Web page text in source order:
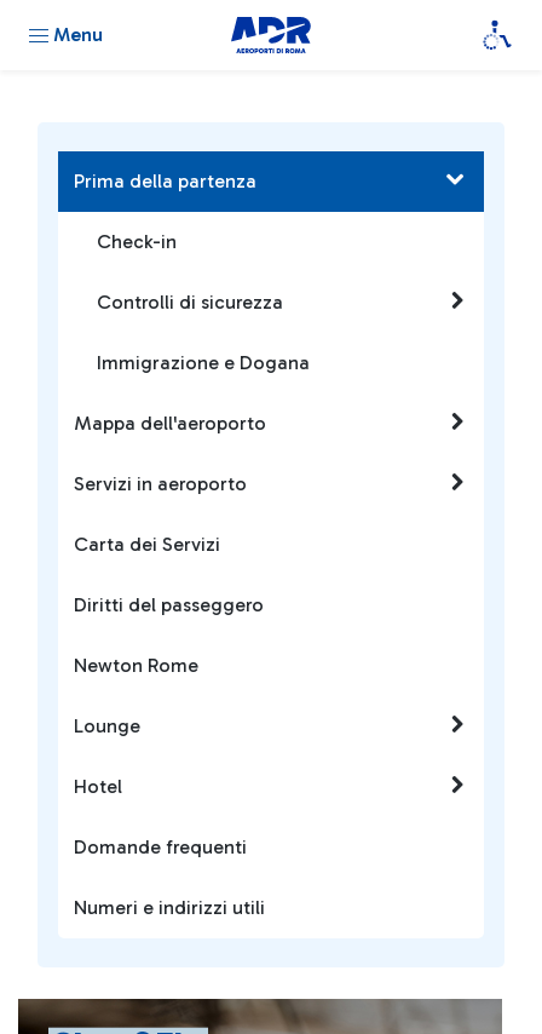
Menu
Prima della partenza
Check-in
Controlli di sicurezza
Immigrazione e Dogana
Mappa dell'aeroporto
Servizi in aeroporto
Carta dei Servizi
Diritti del passeggero
Newton Rome
Lounge
Hotel
Domande frequenti
Numeri e indirizzi utili